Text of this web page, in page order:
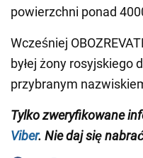
powierzchni ponad
Wcześniej
byłej żony rosyjskiego
przybranym
Tylko zweryfikowane
Viber. Nie daj się